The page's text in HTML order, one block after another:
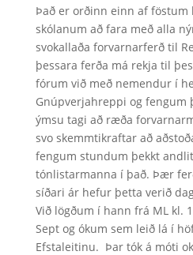
Það er orðinn einn af föstum
skólanum að fara með alla
svokallaða forvarnarferð til
þessara ferða má rekja til
fórum við með nemendur í
Gnúpverjahreppi og fengum
ýmsu tagi að ræða
svo skemmtikraftar að
fengum stundum þekkt
tónlistarmanna í það. Þær
síðari ár hefur þetta verið
Við lögðum í hann frá ML kl.
Sept og ókum sem leið lá í
Efstaleitinu. Þar tók á móti